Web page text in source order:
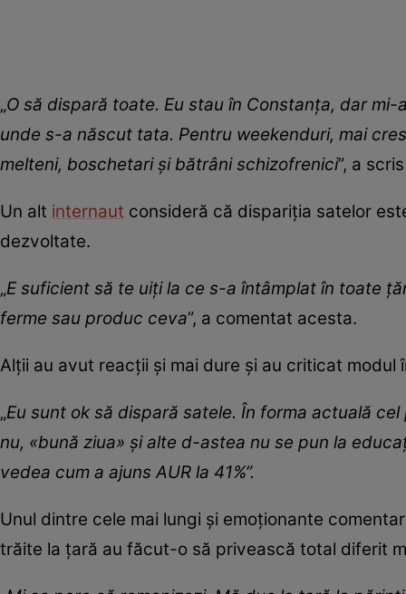
„O să dispară toate. Eu stau în Constanța, dar
unde s-a născut tata. Pentru weekenduri, mai
melteni, boschetari și bătrâni schizofrenici”, a
Un alt internaut consideră că dispariția satelor
dezvoltate.
„E suficient să te uiți la ce s-a întâmplat în toate
ferme sau produc ceva”, a comentat acesta.
Alții au avut reacții și mai dure și au criticat
„Eu sunt ok să dispară satele. În forma actuală
nu, «bună ziua» și alte d-astea nu se pun la
vedea cum a ajuns AUR la 41%”.
Unul dintre cele mai lungi și emoționante
trăite la țară au făcut-o să privească total diferit